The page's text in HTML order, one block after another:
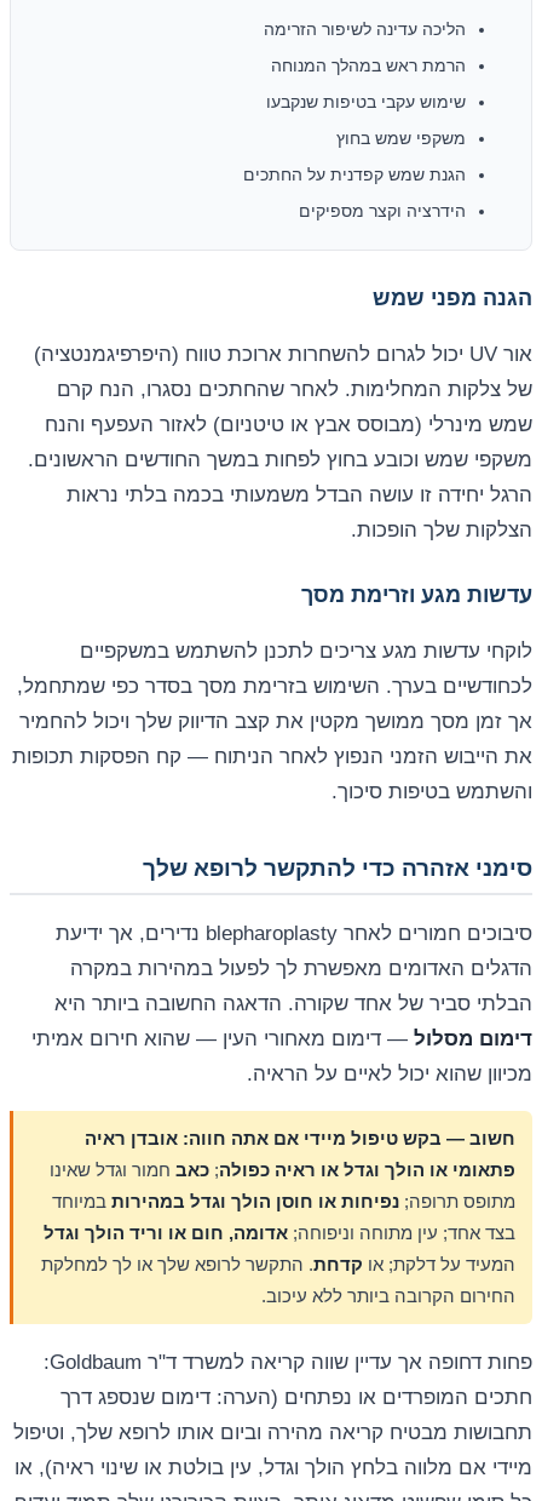
הליכה עדינה לשיפור הזרימה
הרמת ראש במהלך המנוחה
שימוש עקבי בטיפות שנקבעו
משקפי שמש בחוץ
הגנת שמש קפדנית על החתכים
הידרציה וקצר מספיקים
הגנה מפני שמש
אור UV יכול לגרום להשחרות ארוכת טווח (היפרפיגמנטציה)
של צלקות המחלימות. לאחר שהחתכים נסגרו, הנח קרם
שמש מינרלי (מבוסס אבץ או טיטניום) לאזור העפעף והנח
משקפי שמש וכובע בחוץ לפחות במשך החודשים הראשונים.
הרגל יחידה זו עושה הבדל משמעותי בכמה בלתי נראות
הצלקות שלך הופכות.
עדשות מגע וזרימת מסך
לוקחי עדשות מגע צריכים לתכנן להשתמש במשקפיים
לכחודשיים בערך. השימוש בזרימת מסך בסדר כפי שמתחמל,
אך זמן מסך ממושך מקטין את קצב הדיווק שלך ויכול להחמיר
את הייבוש הזמני הנפוץ לאחר הניתוח — קח הפסקות תכופות
והשתמש בטיפות סיכוך.
סימני אזהרה כדי להתקשר לרופא שלך
סיבוכים חמורים לאחר blepharoplasty נדירים, אך ידיעת
הדגלים האדומים מאפשרת לך לפעול במהירות במקרה
הבלתי סביר של אחד שקורה. הדאגה החשובה ביותר היא
דימום מסלול — דימום מאחורי העין — שהוא חירום אמיתי
מכיוון שהוא יכול לאיים על הראיה.
חשוב — בקש טיפול מיידי אם אתה חווה: אובדן ראיה
פתאומי או הולך וגדל או ראיה כפולה; כאב חמור וגדל שאינו
מתופס תרופה; נפיחות או חוסן הולך וגדל במהירות במיוחד
בצד אחד; עין מתוחה וניפוחה; אדומה, חום או וריד הולך וגדל
המעיד על דלקת; או קדחת. התקשר לרופא שלך או לך למחלקת
החירום הקרובה ביותר ללא עיכוב.
פחות דחופה אך עדיין שווה קריאה למשרד ד"ר Goldbaum:
חתכים המופרדים או נפתחים (הערה: דימום שנספג דרך
תחבושות מבטיח קריאה מהירה וביום אותו לרופא שלך, וטיפול
מיידי אם מלווה בלחץ הולך וגדל, עין בולטת או שינוי ראיה), או